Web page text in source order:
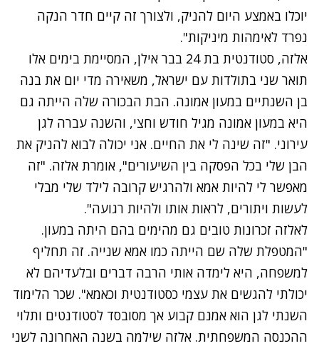
יוכלו באמצע היום להניק, ולצורך זה קיים חדר הנקה
נפרד לאימהות מיניקות".
אלזה, סטודנטית בת 24 בבר אילן, המסיימת בימים אלו
תואר שני בתולדות עם ישראל, משאירה מדי יום את בנה
בן השנתיים במעון אמונה. הבת הבכורה שלה הייתה גם
היא במעון אמונה מגיל חודש וחצי, והשנה עברה לגן
עירוני. "זה שינה לי את החיים. אני יכולה לבוא להניק את
הבן שלי בכל הפסקה בין השיעורים", אומרת אלזה. "זה
מאפשר לי להיות אמא ולהרגיש קרובה לילד שלי מבלי
לעשות ויתורים, לראות אותו ולהיות רגועה".
לאלזה זכרונות טובים גם מהימים בהם היתה במעון.
"המטפלת שלה שם הייתה כמו אמא שנייה. זה תחליף
למשפחה, היא לימדה אותי הרבה דברים ובלעדיהם לא
יכולתי להגשים את עצמי כסטודנטית וכאמא". שכר הלימוד
השנתי לגן הוא אמנם קבוע אך מסובסד לסטודנטים ותלוי
ההכנסה המשפחתית. אלזה שילמה בשנה האחרונה לשני